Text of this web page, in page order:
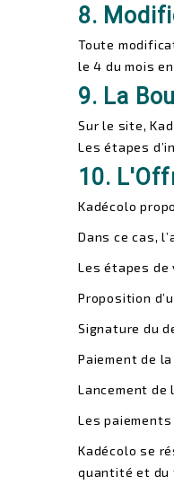
8.
Toute
le 4 du mois
9. La
Sur le site,
Les étapes
10.
Kadécolo
Dans ce cas,
Les étapes
Proposition
Signature du
Paiement de
Lancement de
Les
Kadécolo se
quantité et du